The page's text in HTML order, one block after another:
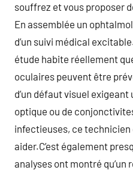
souffrez et vous proposer
En assemblée un
d’un suivi médical
étude habite réellement
oculaires peuvent être
d’un défaut visuel
optique ou de
infectieuses, ce technicien
aider.C’est également
analyses ont montré qu’un